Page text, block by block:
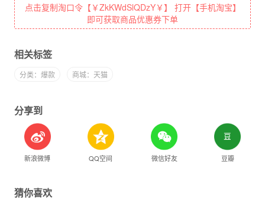
点击复制淘口令【￥ZkKWdSlQDzY￥】 打开【手机淘宝】
即可获取商品优惠券下单
相关标签
分类：爆款 商城：天猫
分享到
新浪微博 QQ空间 微信好友 豆瓣
猜你喜欢